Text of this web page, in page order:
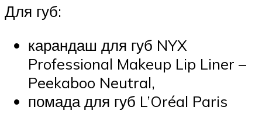
Для губ:
карандаш для губ NYX
Professional Makeup Lip Liner –
Peekaboo Neutral,
помада для губ L’Oréal Paris